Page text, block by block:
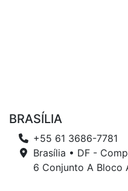
BRASÍLIA
+55 61 3686-7781
Brasília • DF -
6 Conjunto A Bloco